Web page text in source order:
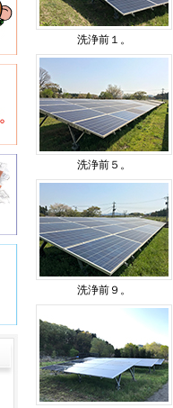
洗浄前１。
洗浄前５。
洗浄前９。